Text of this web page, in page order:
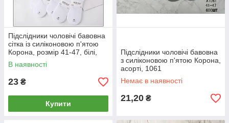
Підслідники чоловічі бавовна
сітка із силіконовою п'ятою
Корона, розмір 41-47, білі,
AY181-1
В наявності
23 ₴
Купити
Підслідники чоловічі бавовна
з силіконовою п'ятою Корона,
асорті, 1061
Немає в наявності
21,20 ₴